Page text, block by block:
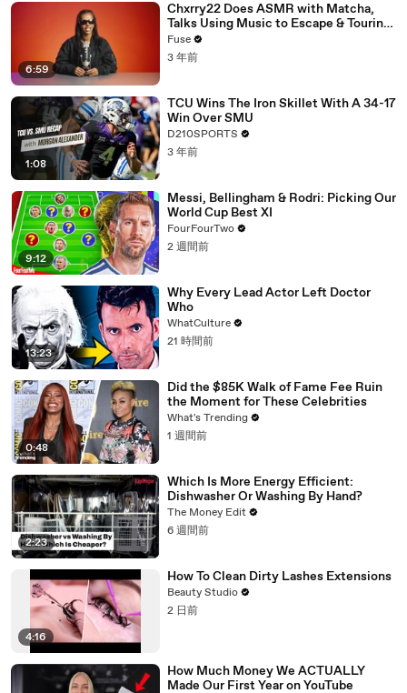
6:59
Chxrry22 Does ASMR with Matcha,
Talks Using Music to Escape & Touring
with The Weeknd
Fuse
3 年前
1:08
TCU Wins The Iron Skillet With A 34-17
Win Over SMU
D210SPORTS
3 年前
9:12
Messi, Bellingham & Rodri: Picking Our
World Cup Best XI
FourFourTwo
2 週間前
13:23
Why Every Lead Actor Left Doctor
Who
WhatCulture
21 時間前
0:48
Did the $85K Walk of Fame Fee Ruin
the Moment for These Celebrities
What's Trending
1 週間前
2:23
Which Is More Energy Efficient:
Dishwasher Or Washing By Hand?
The Money Edit
6 週間前
4:16
How To Clean Dirty Lashes Extensions
Beauty Studio
2 日前
How Much Money We ACTUALLY
Made Our First Year on YouTube